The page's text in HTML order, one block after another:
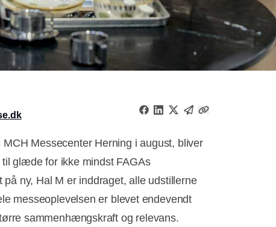
Messecenter Herning i august, bliver
glæde for ikke mindst FAGAs
ny, Hal M er inddraget, alle udstillerne
messeoplevelsen er blevet endevendt
sammenhængskraft og relevans.